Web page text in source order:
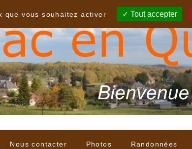
Nous contacter Photos Randonnées
que vous souhaitez activer
Tout accepter